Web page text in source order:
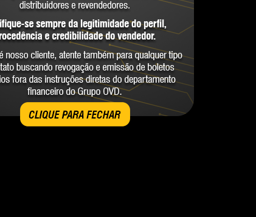
CLIQUE PARA FECHAR